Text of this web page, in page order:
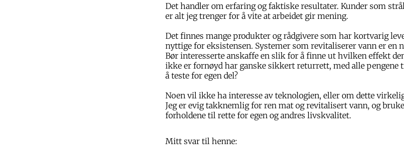
Det handler om erfaring og faktiske resultater. Kunder som
er alt jeg trenger for å vite at arbeidet gir mening.
Det finnes mange produkter og rådgivere som har kortvarig
nyttige for eksistensen. Systemer som revitaliserer vann er en
Bør interesserte anskaffe en slik for å finne ut hvilken effekt
ikke er fornøyd har ganske sikkert returrett, med alle pengene
å teste for egen del?
Noen vil ikke ha interesse av teknologien, eller om dette
Jeg er evig takknemlig for ren mat og revitalisert vann, og
forholdene til rette for egen og andres livskvalitet.
Mitt svar til henne: